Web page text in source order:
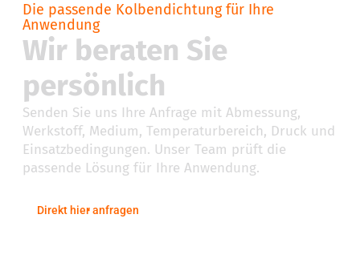
Die passende Kolbendichtung für Ihre
Anwendung
Wir beraten Sie
persönlich
Senden Sie uns Ihre Anfrage mit Abmessung,
Werkstoff, Medium, Temperaturbereich, Druck und
Einsatzbedingungen. Unser Team prüft die
passende Lösung für Ihre Anwendung.
Direkt hier anfragen